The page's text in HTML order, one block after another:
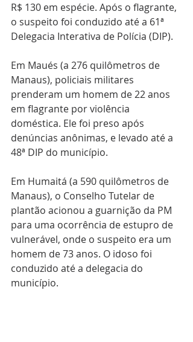
R$ 130 em espécie. Após o flagrante,
o suspeito foi conduzido até a 61ª
Delegacia Interativa de Polícia (DIP).
Em Maués (a 276 quilômetros de
Manaus), policiais militares
prenderam um homem de 22 anos
em flagrante por violência
doméstica. Ele foi preso após
denúncias anônimas, e levado até a
48ª DIP do município.
Em Humaitá (a 590 quilômetros de
Manaus), o Conselho Tutelar de
plantão acionou a guarnição da PM
para uma ocorrência de estupro de
vulnerável, onde o suspeito era um
homem de 73 anos. O idoso foi
conduzido até a delegacia do
município.